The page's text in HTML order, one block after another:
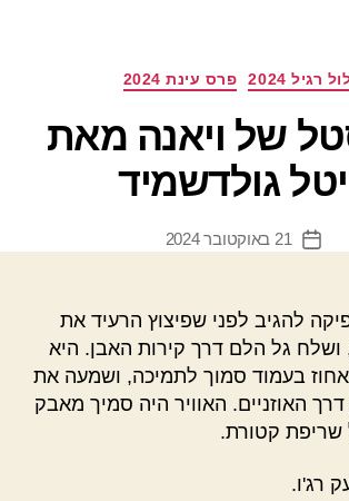
קטגוריות רגיל 2024 פרס עינת 2024
של ויאנה מאת
גולדשמיד
תאריך
21 באוקטובר 2024
להגיב לפני שפיצוץ הרעיד את
גל הלם דרך קירות האבן. היא
בעמוד סמוך לתמיכה, ושמעה את
האוזניים. האוויר היה סמיך מאבק
שריפת קטורת.
רג'ו.